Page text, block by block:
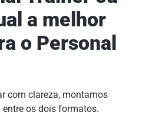
a melhor
o Personal
com clareza, montamos
os dois formatos.